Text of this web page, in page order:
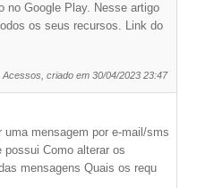
no Google Play. Nesse artigo
os seus recursos. Link do
Acessos, criado em 30/04/2023 23:47
mensagem por e-mail/sms
possui Como alterar os
mensagens Quais os requ